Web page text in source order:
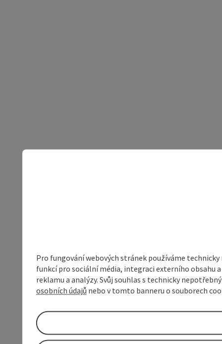
Pro fungování webových stránek používáme
funkcí pro sociální média, integraci externího obsahu
reklamu a analýzy. Svůj souhlas s technicky
osobních údajů nebo v tomto banneru o souborech